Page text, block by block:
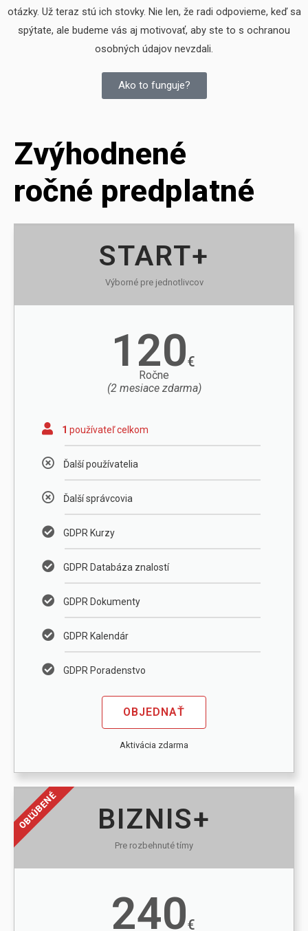
otázky. Už teraz stú ich stovky. Nie len, že radi odpovieme, keď sa
spýtate, ale budeme vás aj motivovať, aby ste to s ochranou
osobných údajov nevzdali.
Ako to funguje?
Zvýhodnené
ročné predplatné
START+
Výborné pre jednotlivcov
120€
Ročne
(2 mesiace zdarma)
1 používateľ celkom
Ďalší používatelia
Ďalší správcovia
GDPR Kurzy
GDPR Databáza znalostí
GDPR Dokumenty
GDPR Kalendár
GDPR Poradenstvo
OBJEDNAŤ
Aktivácia zdarma
BIZNIS+
Pre rozbehnuté tímy
240€
OBĽÚBENÉ